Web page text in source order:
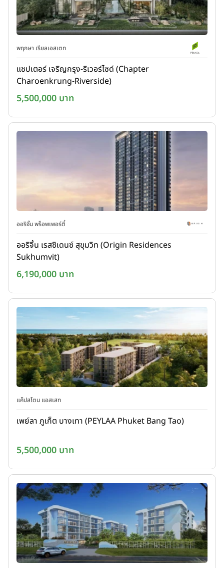
พฤกษา เรียลเอสเตท
แชปเตอร์ เจริญกรุง-ริเวอร์ไซด์ (Chapter
Charoenkrung-Riverside)
5,500,000 บาท
ออริจิ้น พร็อพเพอร์ตี้
ออริจิ้น เรสซิเดนซ์ สุขุมวิท (Origin Residences
Sukhumvit)
6,190,000 บาท
แค๊ปสโตน แอสเสท
เพย์ลา ภูเก็ต บางเทา (PEYLAA Phuket Bang Tao)
5,500,000 บาท